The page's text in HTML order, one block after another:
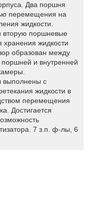
Два поршня
перемещения на
жидкости.
вторую поршневые
хранения жидкости
образован между
и внутренней
выполнены с
жидкости в
перемещения
Достигается
7 з.п. ф-лы, 6